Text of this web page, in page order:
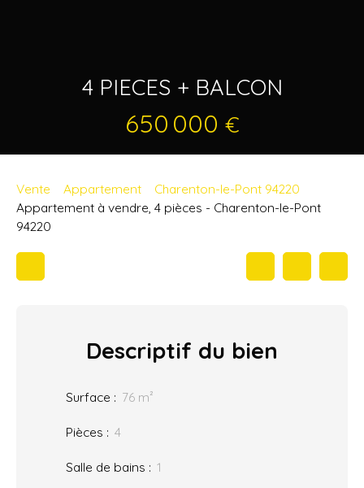
4 PIECES + BALCON
650 000 €
Vente Appartement
Charenton-le-Pont 94220
Appartement à vendre, 4 pièces - Charenton-le-Pont
94220
Descriptif du bien
Surface : 76 m²
Pièces : 4
Salle de bains : 1